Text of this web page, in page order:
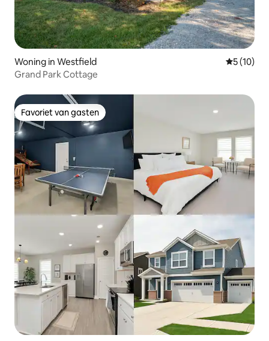
Woning in Westfield
5 (10)
Grand Park Cottage
Favoriet van gasten
Favoriet van gasten